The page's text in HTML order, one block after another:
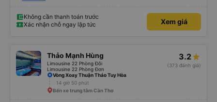
Không cần thanh toán trước
Xác nhận chỗ ngay lập tức
Xem giá
Thảo Mạnh Hùng
Limousine 22 Phòng Đôi
Limousine 22 Phòng Đơn
3.2
(373 đánh giá)
Vòng Xoay Thuận Thảo Tuy Hòa
14 giờ 50 phút
Bến xe trung tâm Cần Thơ